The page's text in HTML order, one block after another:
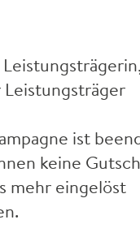
Leistungsträgerin,
Leistungsträger
ist
keine
mehr eingelöst